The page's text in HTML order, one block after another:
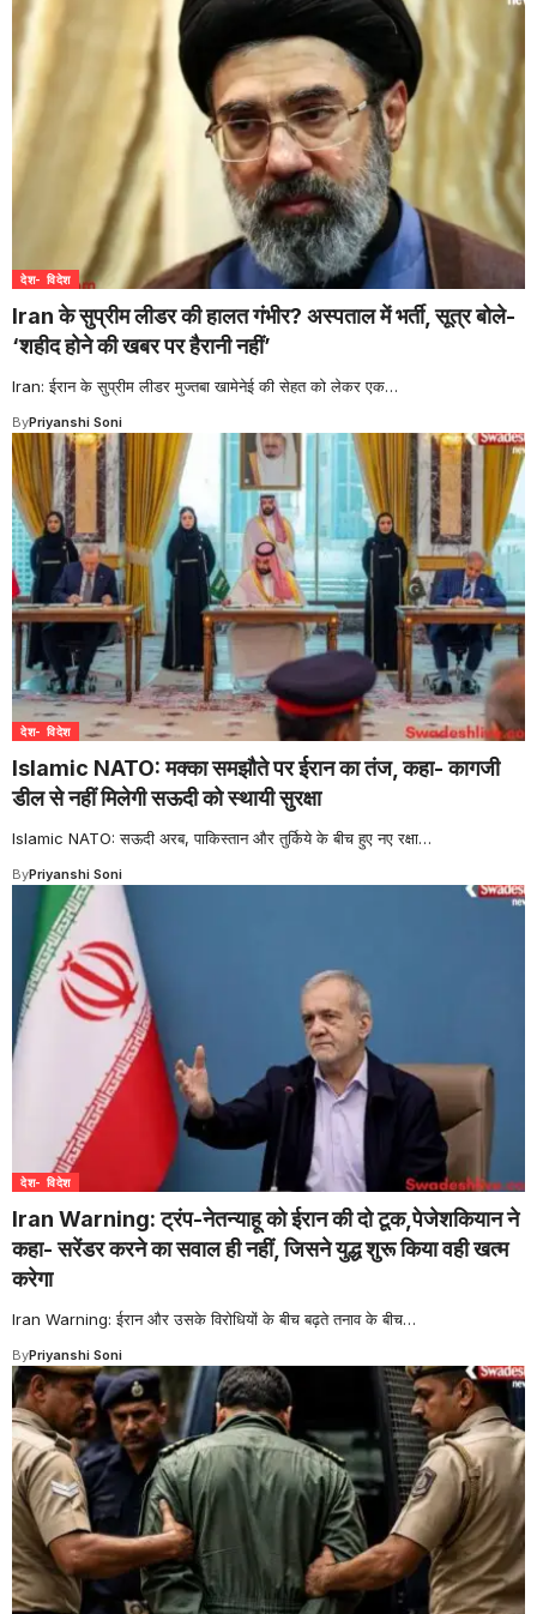
देश- विदेश
Iran के सुप्रीम लीडर की हालत गंभीर? अस्पताल में भर्ती, सूत्र बोले-
‘शहीद होने की खबर पर हैरानी नहीं’
Iran: ईरान के सुप्रीम लीडर मुज्तबा खामेनेई की सेहत को लेकर एक…
ByPriyanshi Soni
देश- विदेश
Islamic NATO: मक्का समझौते पर ईरान का तंज, कहा- कागजी
डील से नहीं मिलेगी सऊदी को स्थायी सुरक्षा
Islamic NATO: सऊदी अरब, पाकिस्तान और तुर्किये के बीच हुए नए रक्षा…
ByPriyanshi Soni
देश- विदेश
Iran Warning: ट्रंप-नेतन्याहू को ईरान की दो टूक,पेजेशकियान ने
कहा- सरेंडर करने का सवाल ही नहीं, जिसने युद्ध शुरू किया वही खत्म
करेगा
Iran Warning: ईरान और उसके विरोधियों के बीच बढ़ते तनाव के बीच…
ByPriyanshi Soni